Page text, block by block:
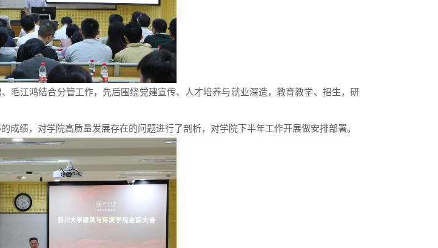
毛江鸿结合分管工作，先后围绕党建宣传、人才培养与就业深造，教育教学、招生，研
绩，对学院高质量发展存在的问题进行了剖析，对学院下半年工作开展做安排部署。